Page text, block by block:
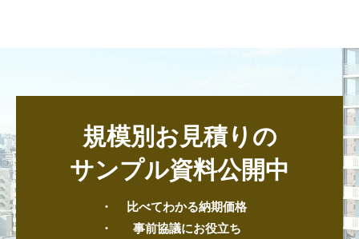
規模別お見積りの
サンプル資料公開中
比べてわかる納期価格
事前協議にお役立ち